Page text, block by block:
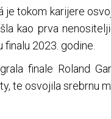
je tokom karijere
kao prva
finalu 2023. godine.
finale Roland
te osvojila srebrnu